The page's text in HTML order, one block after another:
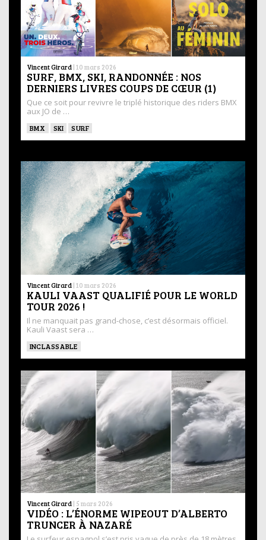
Vincent Girard | 10 mars 2026
SURF, BMX, SKI, RANDONNÉE : NOS
DERNIERS LIVRES COUPS DE CŒUR (1)
Que ce soit pour revivre le triplé historique des riders BMX
aux JO de …
BMX SKI SURF
Vincent Girard | 10 mars 2026
KAULI VAAST QUALIFIÉ POUR LE WORLD
TOUR 2026 !
Il ne manquait pas grand-chose, c’est désormais officiel.
Kauli Vaast sera …
INCLASSABLE
Vincent Girard | 5 mars 2026
VIDÉO : L’ÉNORME WIPEOUT D’ALBERTO
TRUNCER À NAZARÉ